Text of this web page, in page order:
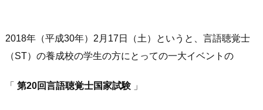
2018年（平成30年）2月17日（土）というと、言語聴覚士
（ST）の養成校の学生の方にとっての一大イベントの
「 第20回言語聴覚士国家試験」